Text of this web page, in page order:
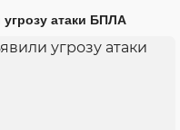
атаки БПЛА